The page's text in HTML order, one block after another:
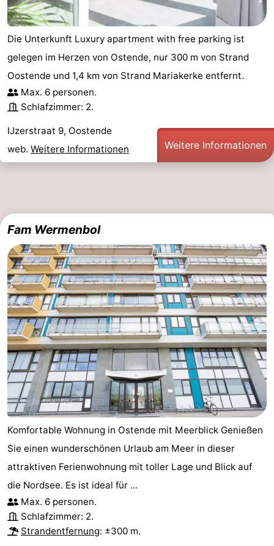
Die Unterkunft Luxury apartment with free parking ist
gelegen im Herzen von Ostende, nur 300 m von Strand
Oostende und 1,4 km von Strand Mariakerke entfernt.
Max. 6 personen.
Schlafzimmer: 2.
IJzerstraat 9, Oostende
web. Weitere Informationen Weitere Informationen
Fam Wermenbol
Komfortable Wohnung in Ostende mit Meerblick Genießen
Sie einen wunderschönen Urlaub am Meer in dieser
attraktiven Ferienwohnung mit toller Lage und Blick auf
die Nordsee. Es ist ideal für ...
Max. 6 personen.
Schlafzimmer: 2.
Strandentfernung: ±300 m.